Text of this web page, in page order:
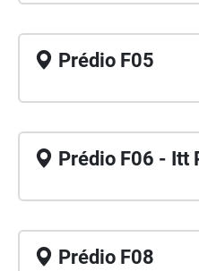
Prédio F05
Prédio F06 - Itt
Prédio F08